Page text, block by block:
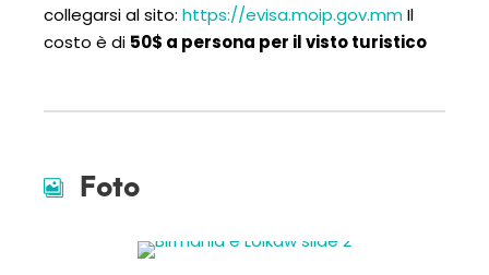
collegarsi al sito: https://evisa.moip.gov.mmIl
costo è di 50$ a persona per il visto turistico
Foto